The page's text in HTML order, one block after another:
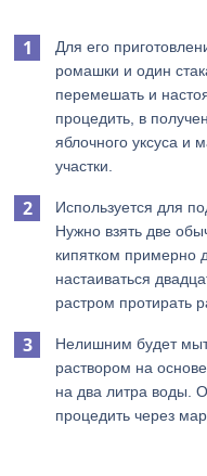
Для его
ромашки и один
перемешать и
процедить, в
яблочного уксуса и
участки.
Используется для
Нужно взять две
кипятком примерно
настаиваться
растром протирать
Нелишним будет
раствором на
на два литра воды.
процедить через